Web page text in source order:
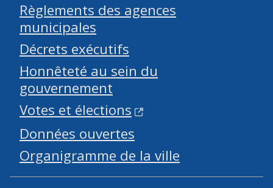
Règlements des agences
municipales
Décrets exécutifs
Honnêteté au sein du
gouvernement
Votes et élections
Données ouvertes
Organigramme de la ville